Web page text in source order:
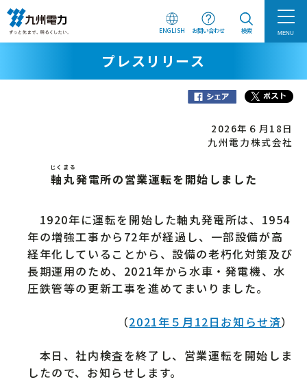
ENGLISH お問い合わせ 検索 MENU
プレスリリース
2026年６月18日
九州電力株式会社
軸丸
じくまる
発電所の営業運転を開始しました
1920年に運転を開始した軸丸発電所は、1954
年の増強工事から72年が経過し、一部設備が高
経年化していることから、設備の老朽化対策及び
長期運用のため、2021年から水車・発電機、水
圧鉄管等の更新工事を進めてまいりました。
（2021年５月12日お知らせ済）
本日、社内検査を終了し、営業運転を開始しま
したので、お知らせします。